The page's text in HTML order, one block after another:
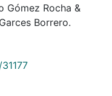
Gómez Rocha &
Borrero.